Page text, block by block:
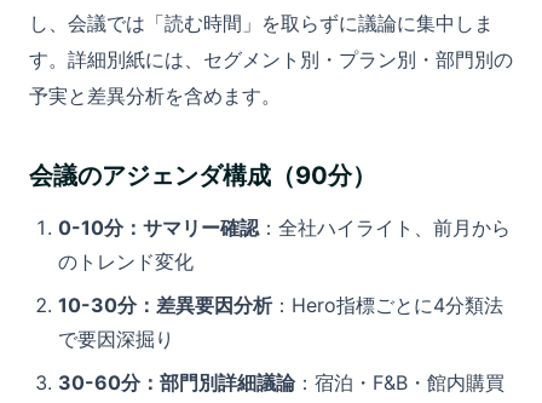
し、会議では「読む時間」を取らずに議論に集中しま
す。詳細別紙には、セグメント別・プラン別・部門別の
予実と差異分析を含めます。
会議のアジェンダ構成（90分）
0-10分：サマリー確認：全社ハイライト、前月から
のトレンド変化
10-30分：差異要因分析：Hero指標ごとに4分類法
で要因深掘り
30-60分：部門別詳細議論：宿泊・F&B・館内購買